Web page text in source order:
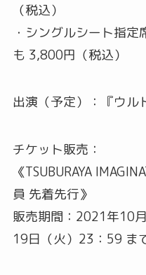
（税込）
・シングルシート指
も 3,800円（税込）
出演（予定）：『ウル
チケット販売：
《TSUBURAYA
員 先着先行》
販売期間：2021年10
19日（火）23：59 ま